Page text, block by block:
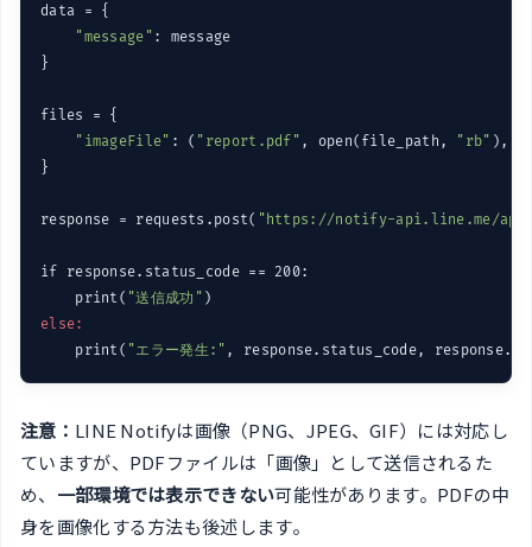
data = {
"message" : message
}
files = {
"imageFile" : ( "report.pdf" , open(file_path, "rb" ),
}
response = requests.post( "https://notify-api.line.me/
if response.status_code == 200:
    print(
"送信成功"
else:
    print(
"エラー発生:"
注意： LINE Notifyは画像（PNG、JPEG、GIF）には対応し
ていますが、PDFファイルは「画像」として送信されるた
め、 一部環境では表示できない可能性があります。PDFの中
身を画像化する方法も後述します。